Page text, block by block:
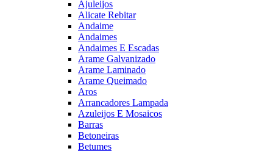
Ajuleijos
Alicate Rebitar
Andaime
Andaimes
Andaimes E Escadas
Arame Galvanizado
Arame Laminado
Arame Queimado
Aros
Arrancadores Lampada
Azuleijos E Mosaicos
Barras
Betoneiras
Betumes